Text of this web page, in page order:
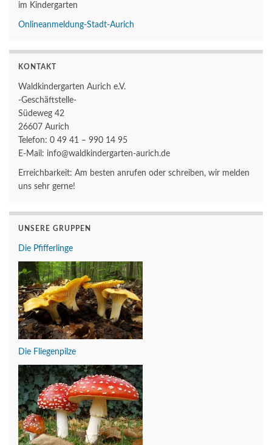
im Kindergarten
Onlineanmeldung-Stadt-Aurich
KONTAKT
Waldkindergarten Aurich e.V.
-Geschäftstelle-
Südeweg 42
26607 Aurich
Telefon: 0 49 41 – 990 14 95
E-Mail: info@waldkindergarten-aurich.de
Erreichbarkeit: Am besten anrufen oder schreiben, wir melden
uns sehr gerne!
UNSERE GRUPPEN
Die Pfifferlinge
Die Fliegenpilze